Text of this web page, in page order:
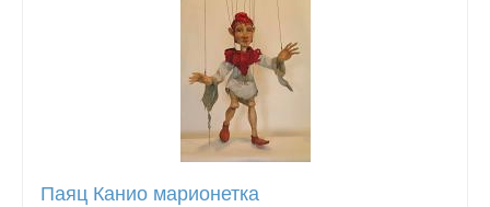
Паяц Канио марионетка